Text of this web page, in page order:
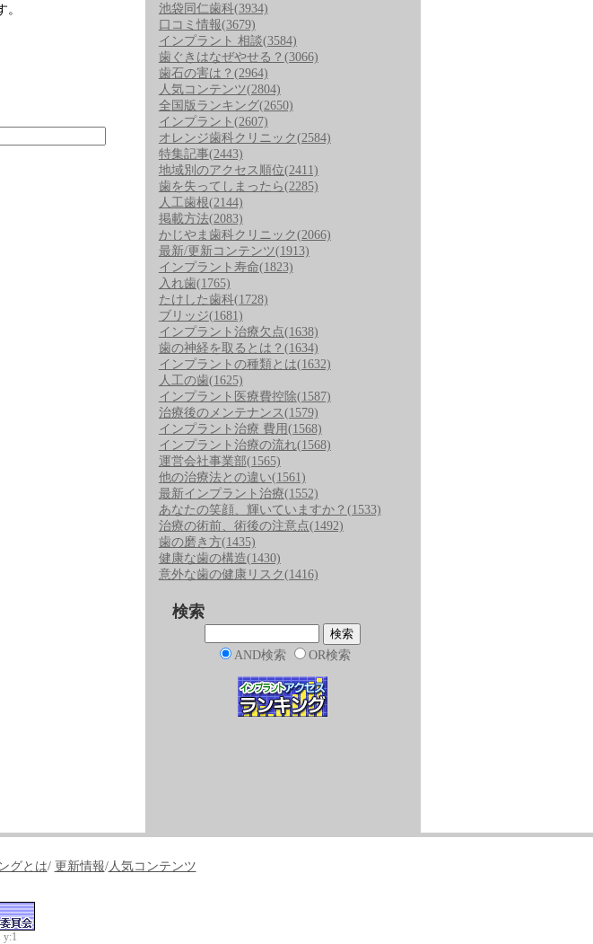
池袋同仁歯科(3934)
口コミ情報(3679)
インプラント 相談(3584)
歯ぐきはなぜやせる？ (3066)
歯石の害は？ (2964)
人気コンテンツ(2804)
全国版ランキング(2650)
インプラント (2607)
オレンジ歯科クリニック(2584)
特集記事(2443)
地域別のアクセス順位(2411)
歯を失ってしまったら(2285)
人工歯根(2144)
掲載方法(2083)
かじやま歯科クリニック(2066)
最新/更新コンテンツ(1913)
インプラント寿命(1823)
入れ歯(1765)
たけした歯科(1728)
ブリッジ(1681)
インプラント治療欠点(1638)
歯の神経を取るとは？ (1634)
インプラントの種類とは(1632)
人工の歯(1625)
インプラント医療費控除(1587)
治療後のメンテナンス(1579)
インプラント治療 費用 (1568)
インプラント治療の流れ(1568)
運営会社事業部(1565)
他の治療法との違い(1561)
最新インプラント治療(1552)
あなたの笑顔、輝いていますか？ (1533)
治療の術前、術後の注意点(1492)
歯の磨き方(1435)
健康な歯の構造(1430)
意外な歯の健康リスク(1416)
検索
AND検索 OR検索
グとは/ 更新情報/人気コンテンツ
y:1